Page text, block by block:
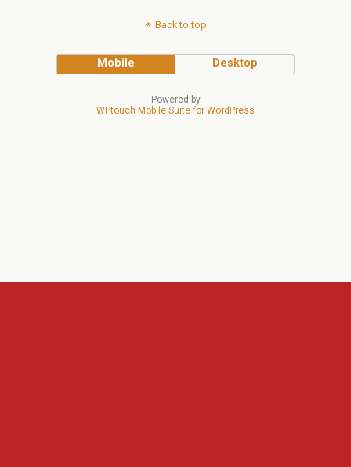
Back to top
Mobile Desktop
Powered by
WPtouch Mobile Suite for WordPress